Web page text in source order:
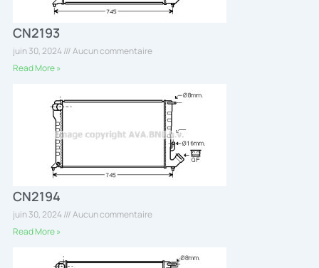
CN2193
juin 30, 2024
Aucun commentaire
Read More »
CN2194
juin 30, 2024
Aucun commentaire
Read More »